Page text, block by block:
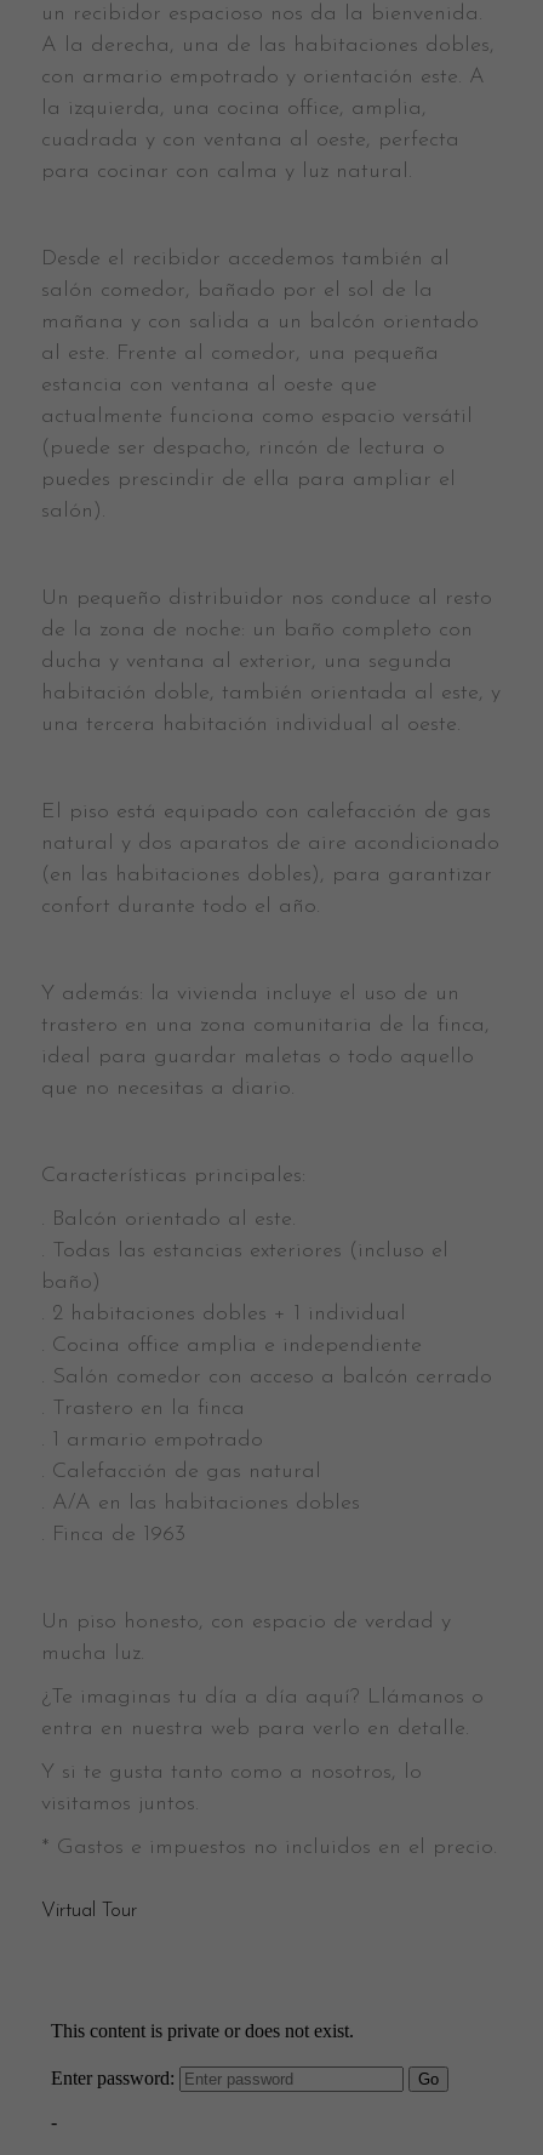
un recibidor espacioso nos da la bienvenida.
A la derecha, una de las habitaciones dobles,
con armario empotrado y orientación este. A
la izquierda, una cocina office, amplia,
cuadrada y con ventana al oeste, perfecta
para cocinar con calma y luz natural.
Desde el recibidor accedemos también al
salón comedor, bañado por el sol de la
mañana y con salida a un balcón orientado
al este. Frente al comedor, una pequeña
estancia con ventana al oeste que
actualmente funciona como espacio versátil
(puede ser despacho, rincón de lectura o
puedes prescindir de ella para ampliar el
salón).
Un pequeño distribuidor nos conduce al resto
de la zona de noche: un baño completo con
ducha y ventana al exterior, una segunda
habitación doble, también orientada al este, y
una tercera habitación individual al oeste.
El piso está equipado con calefacción de gas
natural y dos aparatos de aire acondicionado
(en las habitaciones dobles), para garantizar
confort durante todo el año.
Y además: la vivienda incluye el uso de un
trastero en una zona comunitaria de la finca,
ideal para guardar maletas o todo aquello
que no necesitas a diario.
Características principales:
. Balcón orientado al este.
. Todas las estancias exteriores (incluso el
baño)
. 2 habitaciones dobles + 1 individual
. Cocina office amplia e independiente
. Salón comedor con acceso a balcón cerrado
. Trastero en la finca
. 1 armario empotrado
. Calefacción de gas natural
. A/A en las habitaciones dobles
. Finca de 1963
Un piso honesto, con espacio de verdad y
mucha luz.
¿Te imaginas tu día a día aquí? Llámanos o
entra en nuestra web para verlo en detalle.
Y si te gusta tanto como a nosotros, lo
visitamos juntos.
* Gastos e impuestos no incluidos en el precio.
Virtual Tour